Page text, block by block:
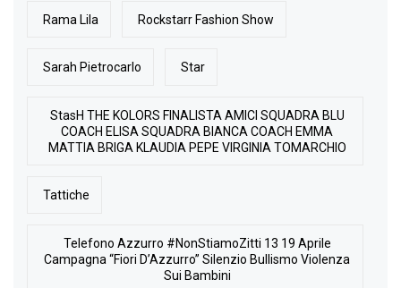
Rama Lila Rockstarr Fashion Show
Sarah Pietrocarlo Star
StasH THE KOLORS FINALISTA AMICI SQUADRA BLU
COACH ELISA SQUADRA BIANCA COACH EMMA
MATTIA BRIGA KLAUDIA PEPE VIRGINIA TOMARCHIO
Tattiche
Telefono Azzurro #NonStiamoZitti 13 19 Aprile
Campagna “Fiori D’Azzurro” Silenzio Bullismo Violenza
Sui Bambini